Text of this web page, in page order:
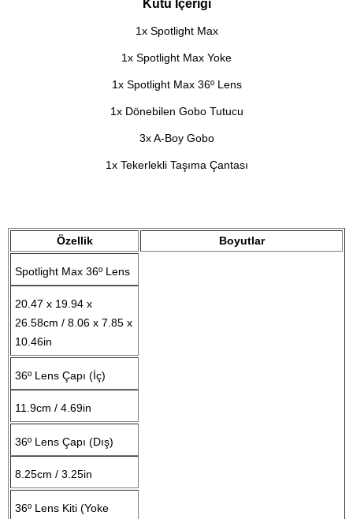
Kutu İçeriği
1x Spotlight Max
1x Spotlight Max Yoke
1x Spotlight Max 36º Lens
1x Dönebilen Gobo Tutucu
3x A-Boy Gobo
1x Tekerlekli Taşıma Çantası
Özellik Boyutlar
Spotlight Max 36º Lens
20.47 x 19.94 x
26.58cm / 8.06 x 7.85 x
10.46in
36º Lens Çapı (İç)
11.9cm / 4.69in
36º Lens Çapı (Dış)
8.25cm / 3.25in
36º Lens Kiti (Yoke